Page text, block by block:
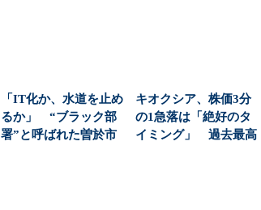
「IT化か、水道を止め
るか」 “ブラック部
署”と呼ばれた曽於市
キオクシア、株価3分
の1急落は「絶好のタ
イミング」 過去最高